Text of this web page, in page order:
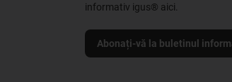
informativ igus® aici.
Abonați-vă la buletinul